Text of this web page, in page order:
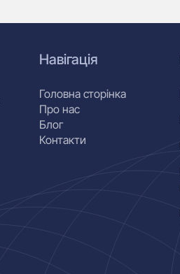
Навігація
Головна сторінка
Про нас
Блог
Контакти